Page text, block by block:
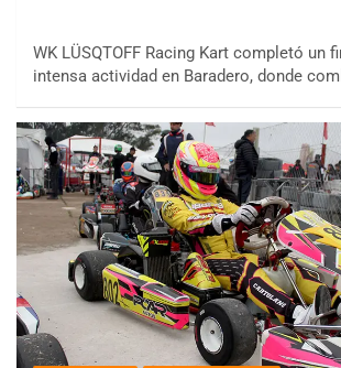
WK LÜSQTOFF Racing Kart completó un
intensa actividad en Baradero, donde